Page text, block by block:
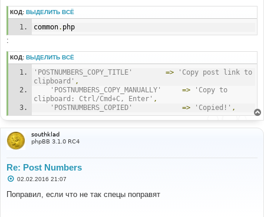
'POSTNUMBERS_BOLD'
post numbers/IDs bold',
'POSTNUMBERS_BOLD_EXP'
КОД: ВЫДЕЛИТЬ ВСЁ
common. php
:
КОД: ВЫДЕЛИТЬ ВСЁ
'POSTNUMBERS_COPY_TITLE' =>
'Copy post link to
clipboard' ,
'POSTNUMBERS_COPY_MANUALLY'
=>
'Copy to
clipboard: Ctrl/Cmd+C, Enter' ,
'POSTNUMBERS_COPIED'
=> 'Copied!' ,
southklad
phpBB 3.1.0 RC4
Re: Post Numbers
С
о
б
02.02.2016 21:07
Поправил, если что не так спецы поправят